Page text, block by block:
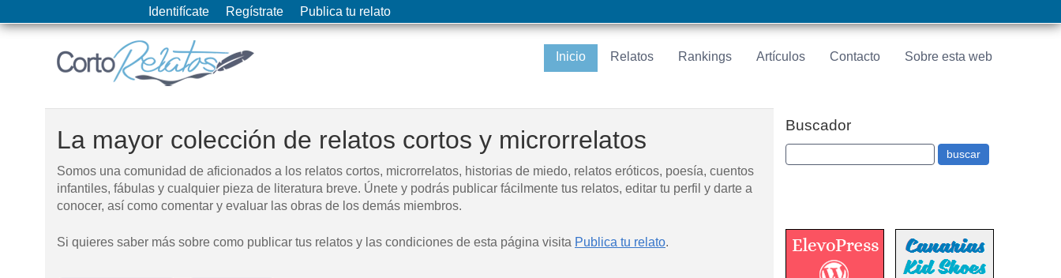
Identifícate Regístrate Publica tu relato
Inicio Relatos Rankings Artículos Contacto Sobre esta web
La mayor colección de relatos cortos y microrrelatos
Somos una comunidad de aficionados a los relatos cortos, microrrelatos, historias de miedo, relatos eróticos, poesía, cuentos
infantiles, fábulas y cualquier pieza de literatura breve. Únete y podrás publicar fácilmente tus relatos, editar tu perfil y darte a
conocer, así como comentar y evaluar las obras de los demás miembros.
Si quieres saber más sobre como publicar tus relatos y las condiciones de esta página visita Publica tu relato.
Buscador